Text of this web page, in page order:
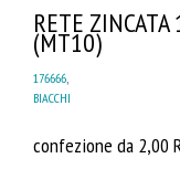
RETE
(MT10)
176666,
BIACCHI
confezione da 2,00